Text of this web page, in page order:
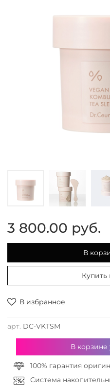
В избранное
арт. DC-VKTSM
3 800.00 руб.
В
Купить
В корзине
100% гарантия
Система